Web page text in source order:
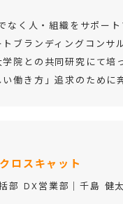
なく人・組織をサポー
ブランディングコンサ
院との共同研究にて培
働き方」追求のために
ロスキャット
部 DX営業部│千島 健